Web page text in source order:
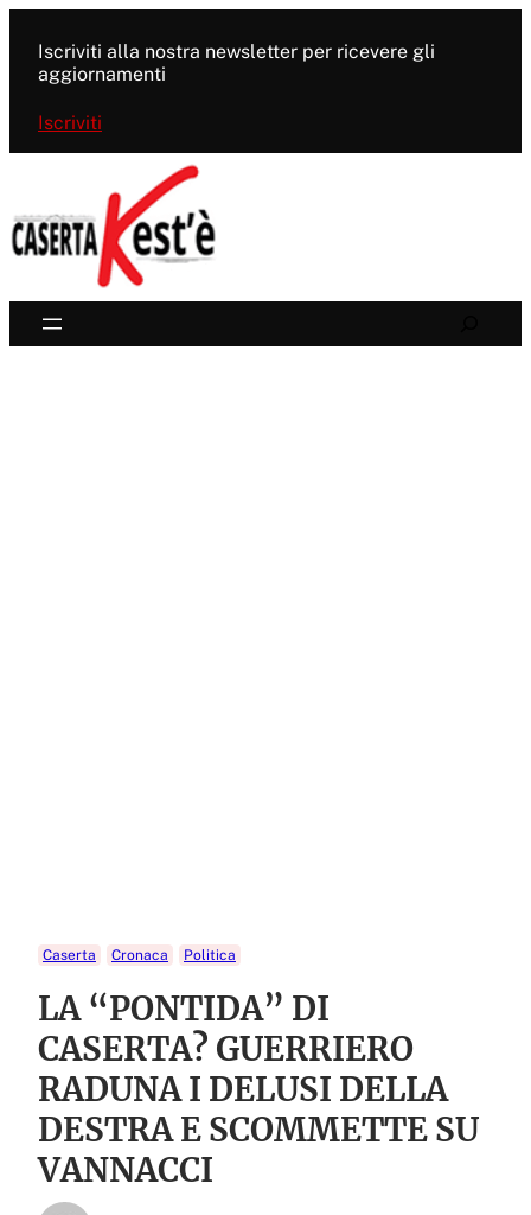
contenuto
Iscriviti alla nostra newsletter per ricevere gli
aggiornamenti
Iscriviti
Caserta Cronaca Politica
LA “PONTIDA” DI
CASERTA? GUERRIERO
RADUNA I DELUSI DELLA
DESTRA E SCOMMETTE SU
VANNACCI